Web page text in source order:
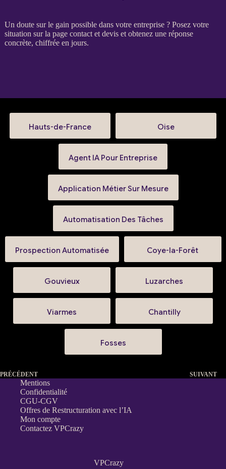
Un doute sur le gain possible dans votre entreprise ? Posez votre
situation sur la page contact et deviset obtenez une réponse
concrète, chiffrée en jours.
Hauts-de-France Oise
Agent IA Pour Entreprise
Application Métier Sur Mesure
Automatisation Des Tâches
Prospection Automatisée Coye-la-Forêt
Gouvieux Luzarches
Viarmes Chantilly
Fosses
PRÉCÉDENT SUIVANT
Mentions
Confidentialité
CGU-CGV
Offres de Restructuration avec l’IA
Mon compte
Contactez VPCrazy
VPCrazy